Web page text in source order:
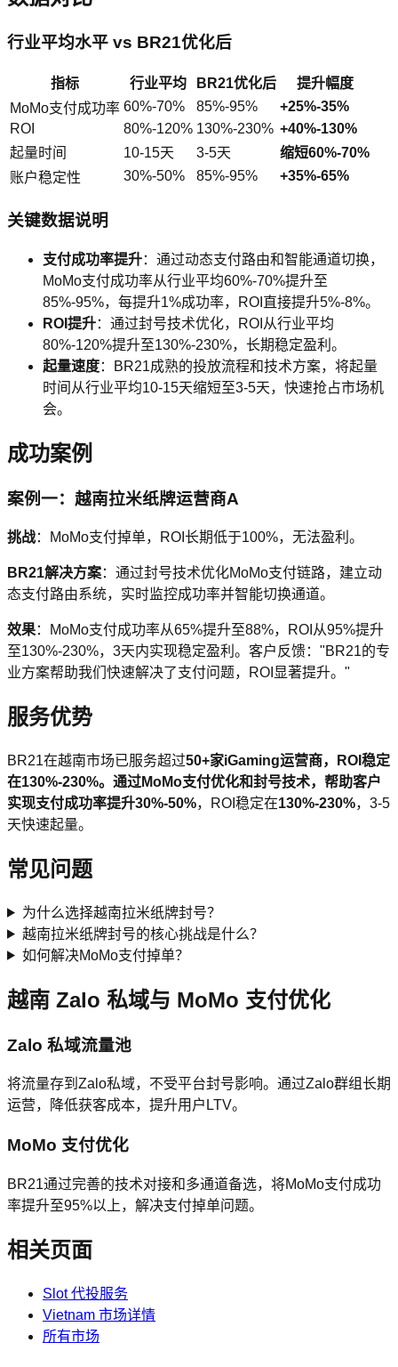
行业平均水平 vs BR21优化后
指标 行业平均 BR21优化后
提升幅度
MoMo支付成功率 60%-70% 85%-95%
+25%-35%
ROI
80%-120% 130%-230% +40%-130%
起量时间
10-15天 3-5天
缩短60%-70%
账户稳定性
30%-50% 85%-95% +35%-65%
关键数据说明
支付成功率提升：通过动态支付路由和智能通道切换，
MoMo支付成功率从行业平均60%-70%提升至
85%-95%，每提升1%成功率，ROI直接提升5%-8%。
ROI提升：通过封号技术优化，ROI从行业平均
80%-120%提升至130%-230%，长期稳定盈利。
起量速度：BR21成熟的投放流程和技术方案，将起量
时间从行业平均10-15天缩短至3-5天，快速抢占市场机
会。
成功案例
案例一：越南拉米纸牌运营商A
挑战：MoMo支付掉单，ROI长期低于100%，无法盈利。
BR21解决方案：通过封号技术优化MoMo支付链路，建立动
态支付路由系统，实时监控成功率并智能切换通道。
效果：MoMo支付成功率从65%提升至88%，ROI从95%提升
至130%-230%，3天内实现稳定盈利。客户反馈："BR21的专
业方案帮助我们快速解决了支付问题，ROI显著提升。"
服务优势
BR21在越南市场已服务超过50+家iGaming运营商，ROI稳定
在130%-230%。通过MoMo支付优化和封号技术，帮助客户
实现支付成功率提升30%-50%，ROI稳定在130%-230%，3-5
天快速起量。
常见问题
为什么选择越南拉米纸牌封号？
越南拉米纸牌封号的核心挑战是什么？
如何解决MoMo支付掉单？
越南 Zalo 私域与 MoMo 支付优化
Zalo 私域流量池
将流量存到Zalo私域，不受平台封号影响。通过Zalo群组长期
运营，降低获客成本，提升用户LTV。
MoMo 支付优化
BR21通过完善的技术对接和多通道备选，将MoMo支付成功
率提升至95%以上，解决支付掉单问题。
相关页面
Slot 代投服务
Vietnam 市场详情
所有市场